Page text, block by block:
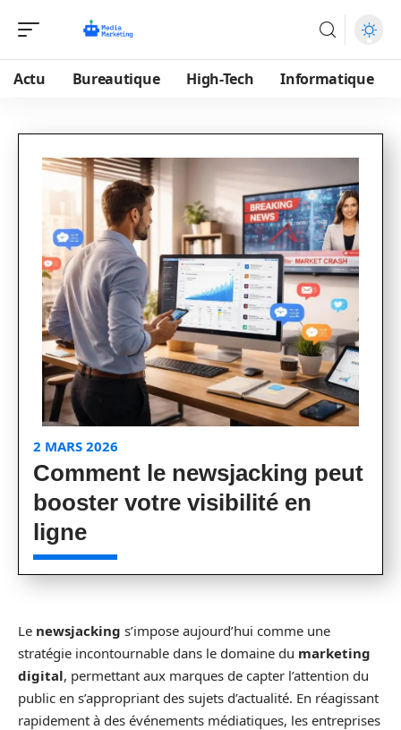
Actu Bureautique High-Tech Informatique
2 MARS 2026
Comment le newsjacking peut
booster votre visibilité en
ligne
Le newsjacking s’impose aujourd’hui comme une
stratégie incontournable dans le domaine du marketing
digital, permettant aux marques de capter l’attention du
public en s’appropriant des sujets d’actualité. En réagissant
rapidement à des événements médiatiques, les entreprises